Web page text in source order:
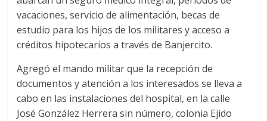
vacaciones, servicio de alimentación, becas de
estudio para los hijos de los militares y acceso a
créditos hipotecarios a través de Banjercito.
Agregó el mando militar que la recepción de
documentos y atención a los interesados se lleva a
cabo en las instalaciones del hospital, en la calle
José González Herrera sin número, colonia Ejido